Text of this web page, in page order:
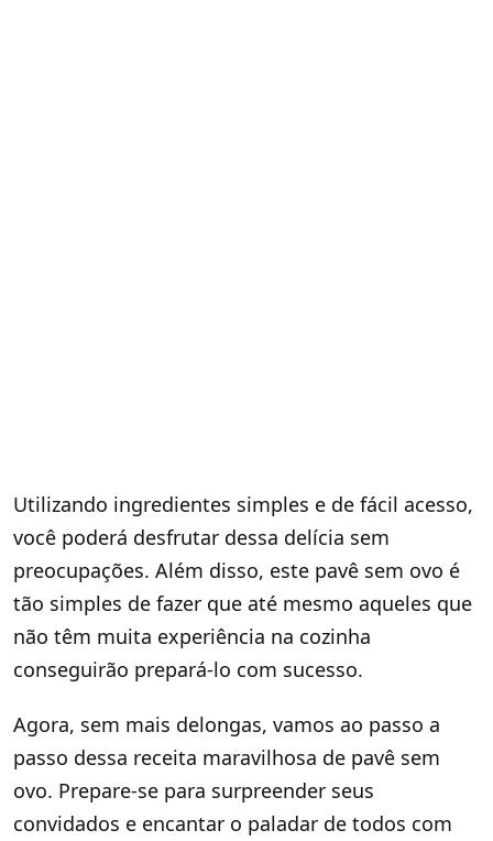
Utilizando ingredientes simples e de fácil acesso,
você poderá desfrutar dessa delícia sem
preocupações. Além disso, este pavê sem ovo é
tão simples de fazer que até mesmo aqueles que
não têm muita experiência na cozinha
conseguirão prepará-lo com sucesso.
Agora, sem mais delongas, vamos ao passo a
passo dessa receita maravilhosa de pavê sem
ovo. Prepare-se para surpreender seus
convidados e encantar o paladar de todos com